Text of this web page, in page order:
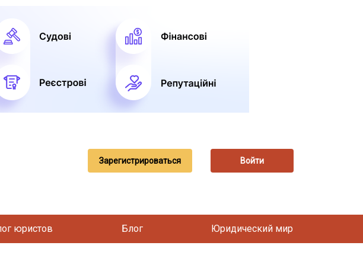
Зарегистрироваться Войти
юристов Блог Юридический мир